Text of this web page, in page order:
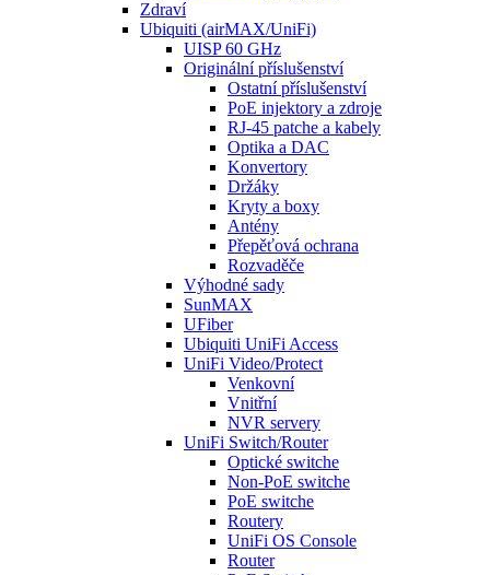
Zdraví
Ubiquiti (airMAX/UniFi)
UISP 60 GHz
Originální příslušenství
Ostatní příslušenství
PoE injektory a zdroje
RJ-45 patche a kabely
Optika a DAC
Konvertory
Držáky
Kryty a boxy
Antény
Přepěťová ochrana
Rozvaděče
Výhodné sady
SunMAX
UFiber
Ubiquiti UniFi Access
UniFi Video/Protect
Venkovní
Vnitřní
NVR servery
UniFi Switch/Router
Optické switche
Non-PoE switche
PoE switche
Routery
UniFi OS Console
Router